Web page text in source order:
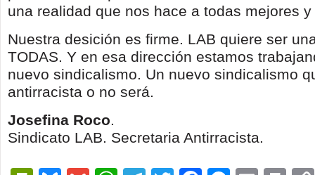
una realidad que nos hace a todas mejores
Nuestra desición es firme. LAB quiere ser
TODAS. Y en esa dirección estamos
nuevo sindicalismo. Un nuevo sindicalismo
antirracista o no será.
Josefina Roco.
Sindicato LAB. Secretaria Antirracista.